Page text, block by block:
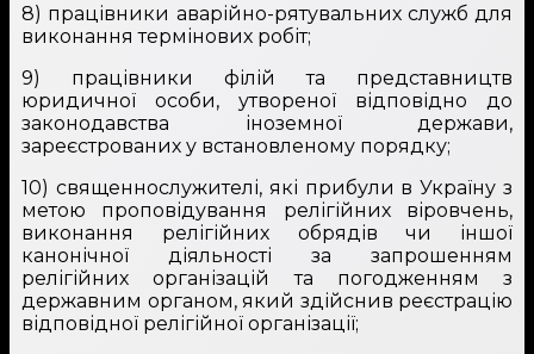
8) працівники аварійно-рятувальних служб для
виконання термінових робіт;
9) працівники філій та представництв
юридичної особи, утвореної відповідно до
законодавства іноземної держави,
зареєстрованих у встановленому порядку;
10) священнослужителі, які прибули в Україну з
метою проповідування релігійних віровчень,
виконання релігійних обрядів чи іншої
канонічної діяльності за запрошенням
релігійних організацій та погодженням з
державним органом, який здійснив реєстрацію
відповідної релігійної організації;